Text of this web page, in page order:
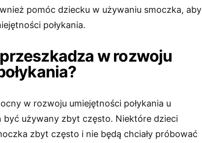
pomóc dziecku w używaniu smoczka, aby
połykania.
w rozwoju
w rozwoju umiejętności połykania u
być używany zbyt często. Niektóre dzieci
zbyt często i nie będą chciały próbować